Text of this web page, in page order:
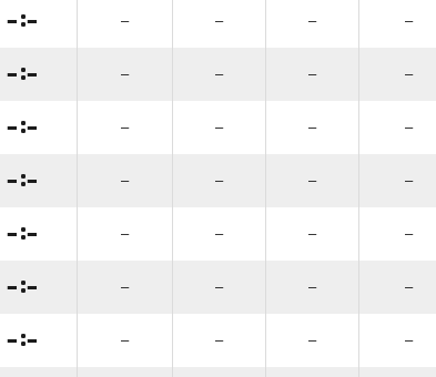
: – – – –
: – – – –
: – – – –
: – – – –
: – – – –
: – – – –
: – – – –